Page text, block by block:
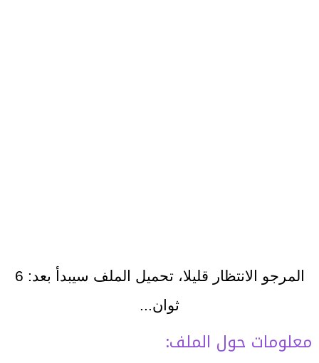
المرجو الانتظار قليلا، تحميل الملف سيبدأ بعد: 6
ثوان...
معلومات حول الملف: